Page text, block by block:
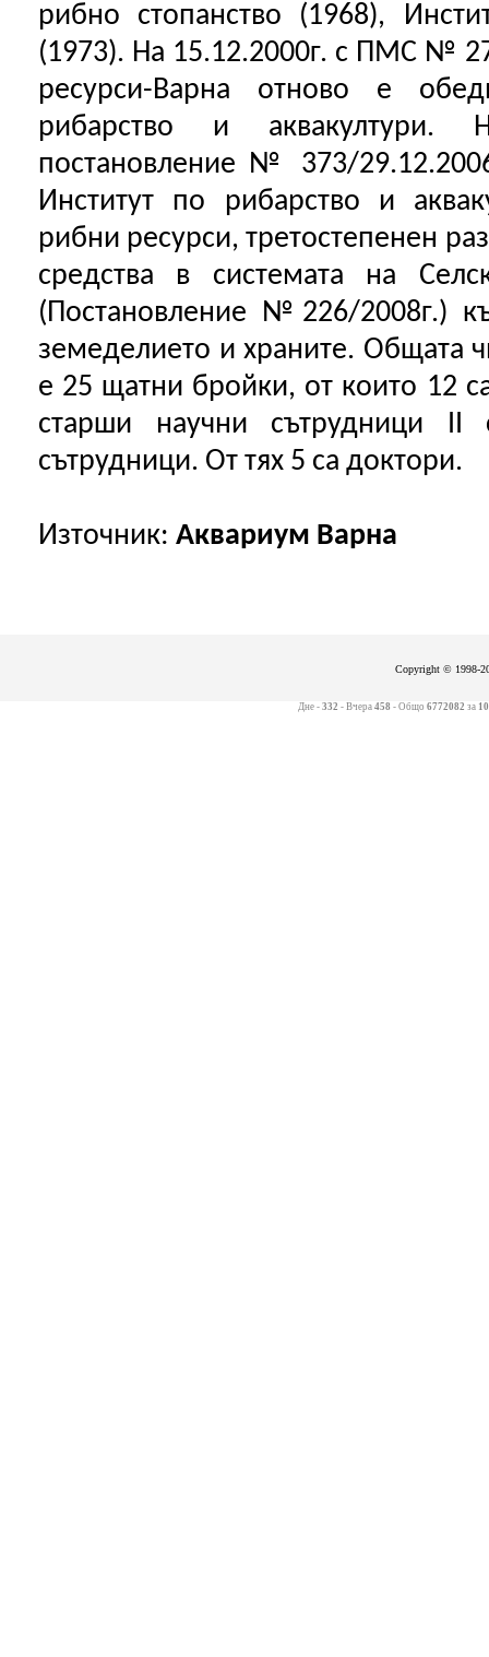
рибно стопанство (1968),
(1973). На 15.12.2000г. с ПМС №
ресурси-Варна отново е
рибарство и
постановление № 373/
Институт по рибарство и
рибни ресурси, третостепенен
средства в системата на
(Постановление №226/2008г.)
земеделието и храните. Общата
е 25 щатни бройки, от които 12
старши научни сътрудници
сътрудници. От тях 5 са доктори.
Източник: Аквариум Варна
Copyright © 1998-
Дне - 332 - Вчера 458 - Общо 6772082 за